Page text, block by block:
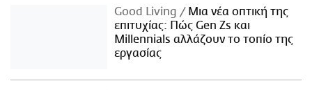
Good Living
Μια νέα οπτική της
επιτυχίας: Πώς Gen Zs και
Millennials αλλάζουν το τοπίο της
εργασίας